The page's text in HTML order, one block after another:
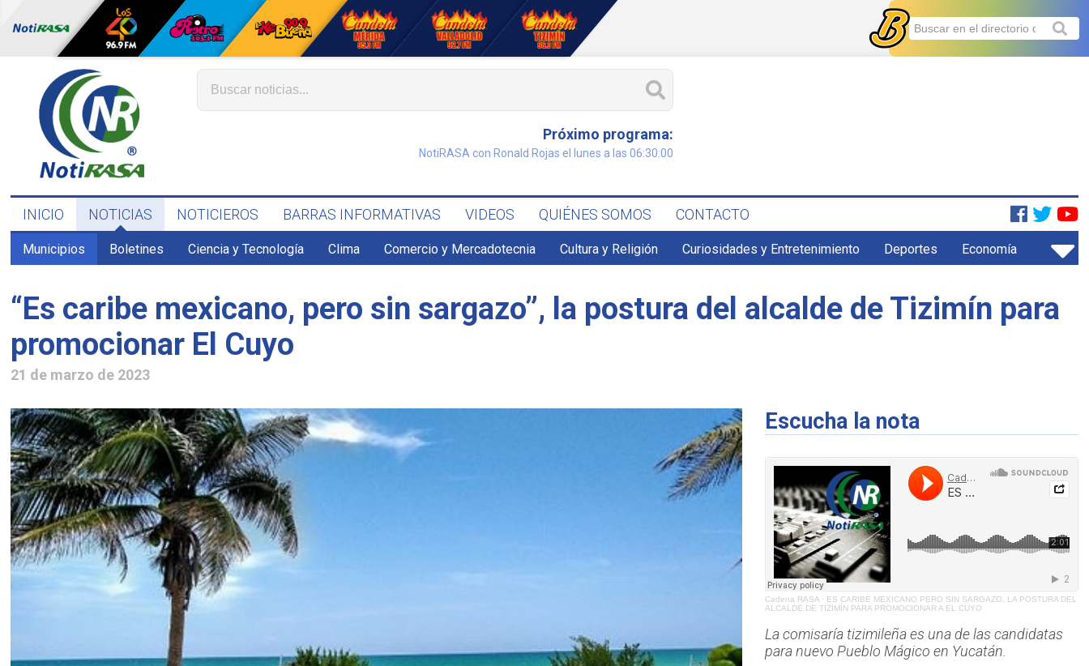
Próximo programa:
NotiRASA con Ronald Rojas el lunes a las 06:30:00
INICIO NOTICIAS NOTICIEROS BARRAS INFORMATIVAS VIDEOS QUIÉNES SOMOS CONTACTO
Municipios Boletines Ciencia y Tecnología Clima Comercio y Mercadotecnia Cultura y Religión Curiosidades y Entretenimiento Deportes Economía
“Es caribe mexicano, pero sin sargazo”, la postura del alcalde de Tizimín para
promocionar El Cuyo
21 de marzo de 2023
Escucha la nota
Cadena RASA· ES CARIBE MEXICANO PERO SIN SARGAZO, LA POSTURA DEL
ALCALDE DE TIZIMÍN PARA PROMOCIONAR A EL CUYO
La comisaría tizimileña es una de las candidatas
para nuevo Pueblo Mágico en Yucatán.